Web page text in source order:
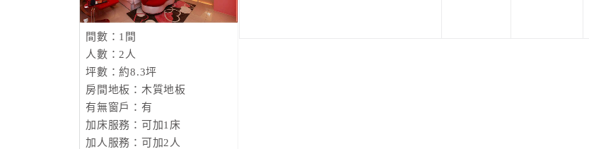
間數：1間
人數：2人
坪數：約8.3坪
房間地板：木質地板
有無窗戶：有
加床服務：可加1床
加人服務：可加2人